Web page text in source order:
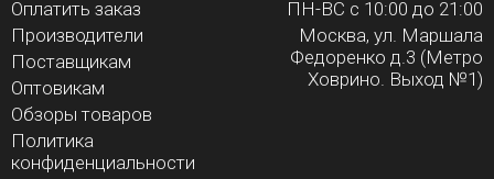
Оплатить заказ
Производители
Поставщикам
Оптовикам
Обзоры товаров
Политика
конфиденциальности
ПН-ВС с 10:00 до 21:00
Москва, ул. Маршала
Федоренко д.3 (Метро
Ховрино. Выход №1)